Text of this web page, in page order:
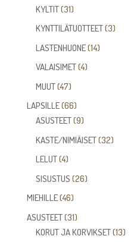
KYLTIT 3131
tuotetta
KYNTTILÄTUOTTEET 33
LASTENHUONE 1414
VALAISIMET 44
MUUT 4747
tuotetta
LAPSILLE 6666
tuotetta
ASUSTEET 99
tuotetta
KASTE/NIMIÄISET 3232
LELUT 44
tuotetta
SISUSTUS 2626
MIEHILLE 4646
tuotetta
ASUSTEET 3131
tuotetta
KORUT JA KORVIKSET 1313